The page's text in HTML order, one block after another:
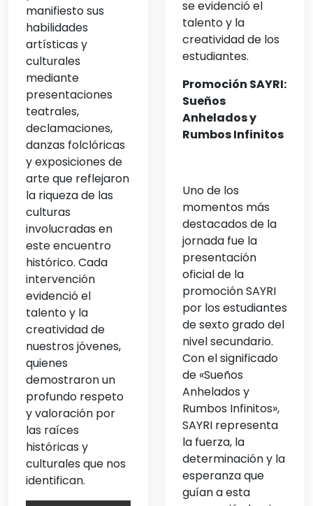
manifiesto sus
habilidades
artísticas y
culturales
mediante
presentaciones
teatrales,
declamaciones,
danzas folclóricas
y exposiciones de
arte que reflejaron
la riqueza de las
culturas
involucradas en
este encuentro
histórico. Cada
intervención
evidenció el
talento y la
creatividad de
nuestros jóvenes,
quienes
demostraron un
profundo respeto
y valoración por
las raíces
históricas y
culturales que nos
identifican.
se evidenció el
talento y la
creatividad de los
estudiantes.
Promoción SAYRI:
Sueños
Anhelados y
Rumbos Infinitos
Uno de los
momentos más
destacados de la
jornada fue la
presentación
oficial de la
promoción SAYRI
por los estudiantes
de sexto grado del
nivel secundario.
Con el significado
de «Sueños
Anhelados y
Rumbos Infinitos»,
SAYRI representa
la fuerza, la
determinación y la
esperanza que
guían a esta